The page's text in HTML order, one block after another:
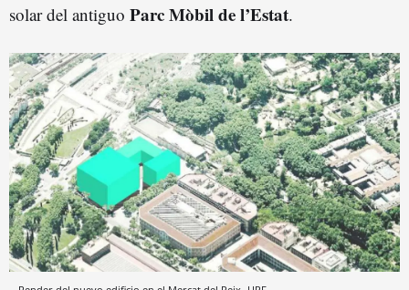
solar del antiguo Parc Mòbil de l’Estat.